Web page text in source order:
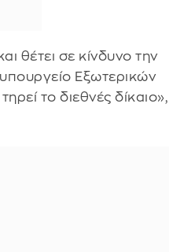
θέτει σε κίνδυνο την
Εξωτερικών
το διεθνές δίκαιο»,